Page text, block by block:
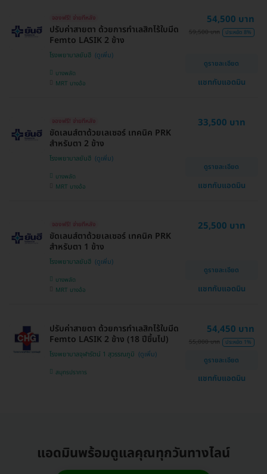
จองฟรี! จ่ายทีหลัง
ปรับค่าสายตา ด้วยการทำเลสิกไร้ใบมีด
Femto LASIK 2 ข้าง
โรงพยาบาลยันฮี
บางพลัด
MRT บางอ้อ
54,500 บาท
59,500 บาท ประหยัด 8%
ดูรายละเอียด
แชทกับแอดมิน
จองฟรี! จ่ายทีหลัง
ขัดเลนส์ตาด้วยเลเซอร์ เทคนิค PRK
สำหรับตา 2 ข้าง
โรงพยาบาลยันฮี
บางพลัด
MRT บางอ้อ
33,500 บาท
ดูรายละเอียด
แชทกับแอดมิน
จองฟรี! จ่ายทีหลัง
ขัดเลนส์ตาด้วยเลเซอร์ เทคนิค PRK
สำหรับตา 1 ข้าง
โรงพยาบาลยันฮี
บางพลัด
MRT บางอ้อ
25,500 บาท
ดูรายละเอียด
แชทกับแอดมิน
ปรับค่าสายตา ด้วยการทำเลสิกไร้ใบมีด
Femto LASIK 2 ข้าง (18 ปีขึ้นไป)
โรงพยาบาลจุฬารัตน์ 1 สุวรรณภูมิ
สมุทรปราการ
54,450 บาท
55,000 บาท ประหยัด 1%
ดูรายละเอียด
แชทกับแอดมิน
แอดมินพร้อมดูแลคุณทุกวันทางไลน์